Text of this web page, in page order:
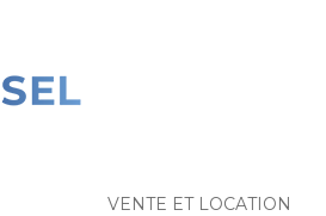
VENTE ET LOCATION